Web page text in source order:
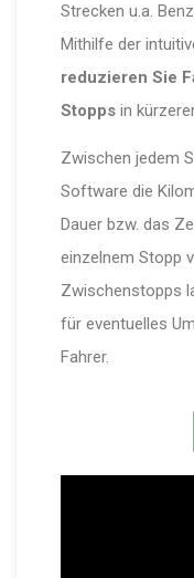
Strecken u.a.
Mithilfe der
reduzieren Sie
Stoppsin
Zwischen jedem
Software die
Dauer bzw. das
einzelnem Stopp
Zwischenstopps
für eventuelles
Fahrer.